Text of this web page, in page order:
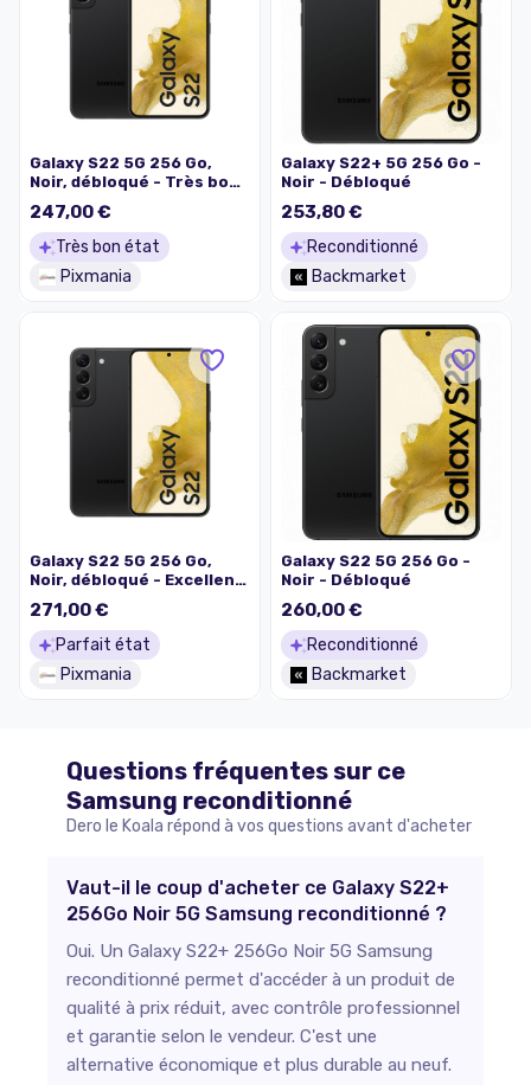
Galaxy S22 5G 256 Go,
Noir, débloqué - Très bon
état
247,00 €
Très bon état
Pixmania
Galaxy S22+ 5G 256 Go -
Noir - Débloqué
253,80 €
Reconditionné
Backmarket
Galaxy S22 5G 256 Go,
Noir, débloqué - Excellent
état
271,00 €
Parfait état
Pixmania
Galaxy S22 5G 256 Go -
Noir - Débloqué
260,00 €
Reconditionné
Backmarket
Questions fréquentes sur ce
Samsung reconditionné
Dero le Koala répond à vos questions avant d'acheter
Vaut-il le coup d'acheter ce Galaxy S22+
256Go Noir 5G Samsung reconditionné ?
Oui. Un Galaxy S22+ 256Go Noir 5G Samsung
reconditionné permet d'accéder à un produit de
qualité à prix réduit, avec contrôle professionnel
et garantie selon le vendeur. C'est une
alternative économique et plus durable au neuf.